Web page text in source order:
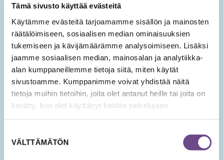
Tämä sivusto käyttää evästeitä
Käytämme evästeitä tarjoamamme sisällön ja mainosten
räätälöimiseen, sosiaalisen median ominaisuuksien
tukemiseen ja kävijämäärämme analysoimiseen. Lisäksi
jaamme sosiaalisen median, mainosalan ja analytiikka-
alan kumppaneillemme tietoja siitä, miten käytät
sivustoamme. Kumppanimme voivat yhdistää näitä
tietoja muihin tietoihin, joita olet antanut heille tai joita on
kerätty, kun olet käyttänyt heidän palvelujaan.
valinta
VÄLTTÄMÄTÖN
hyvinvoinnin teemoista.
Tilaa Ikäopisto -uutiset
SÄHKÖPOSTIOSOITE*
Hyväksyn tietojeni tallentamisen ja käsittelyn
KK
slash